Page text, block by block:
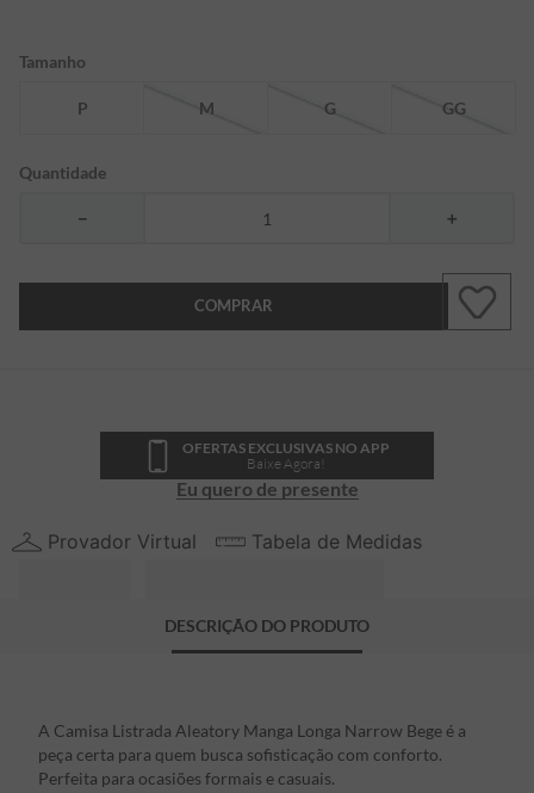
Tamanho
P M G GG
Quantidade
＋
－
COMPRAR
OFERTAS EXCLUSIVAS NO APP
Baixe Agora!
Eu quero de presente
Provador Virtual Tabela de Medidas
DESCRIÇÃO DO PRODUTO
A Camisa Listrada Aleatory Manga Longa Narrow Bege é a
peça certa para quem busca sofisticação com conforto.
Perfeita para ocasiões formais e casuais.